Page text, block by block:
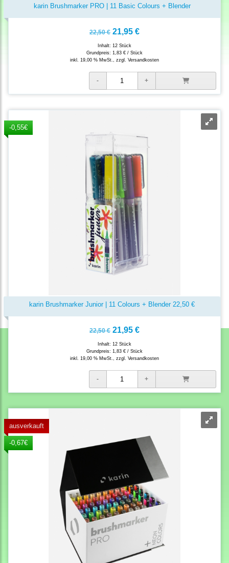
karin Brushmarker PRO | 11 Basic Colours + Blender
22,50 € 21,95 €
Inhalt: 12 Stück
Grundpreis: 1,83 € / Stück
inkl. 19,00 % MwSt., zzgl. Versandkosten
-0,55€
karin Brushmarker Junior | 11 Colours + Blender 22,50 €
22,50 € 21,95 €
Inhalt: 12 Stück
Grundpreis: 1,83 € / Stück
inkl. 19,00 % MwSt., zzgl. Versandkosten
ausverkauft
-0,67€